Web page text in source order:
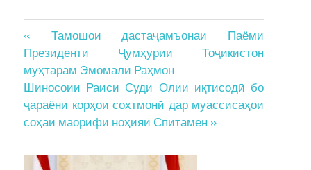
Post
navigation
« Тамошои дастаҷамъонаи Паёми
Президенти Ҷумҳурии Тоҷикистон
муҳтарам Эмомалӣ Раҳмон
Шиносоии Раиси Суди Олии иқтисодӣ бо
ҷараёни корҳои сохтмонӣ дар муассисаҳои
соҳаи маорифи ноҳияи Спитамен »